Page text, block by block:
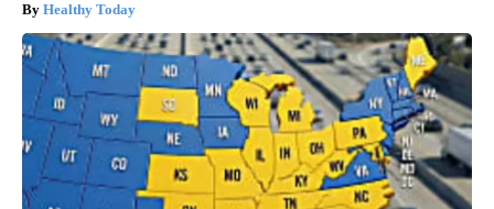
Healthy Today